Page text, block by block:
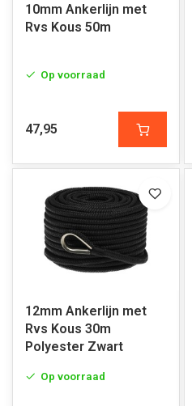
10mm Ankerlijn met
Rvs Kous 50m
Op voorraad
47,95
12mm Ankerlijn met
Rvs Kous 30m
Polyester Zwart
Op voorraad